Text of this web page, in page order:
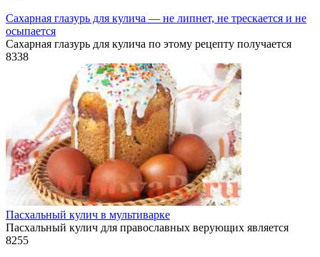
Сахарная глазурь для кулича — не липнет, не трескается и не
осыпается
Сахарная глазурь для кулича по этому рецепту получается
8338
Пасхальный кулич в мультиварке
Пасхальный кулич для православных верующих является
8255